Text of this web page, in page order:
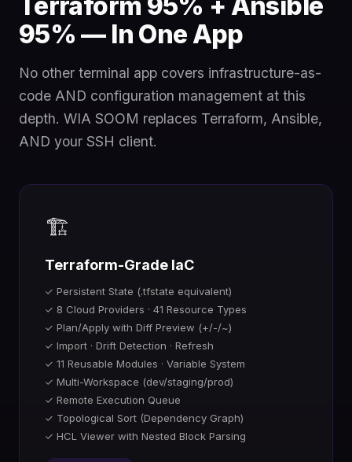
95% — In One App
No other terminal app covers infrastructure-as-
code AND configuration management at this
depth. WIA SOOM replaces Terraform, Ansible,
AND your SSH client.
🏗️
Terraform-Grade IaC
✓ Persistent State (.tfstate equivalent)
✓ 8 Cloud Providers · 41 Resource Types
✓ Plan/Apply with Diff Preview (+/-/~)
✓ Import · Drift Detection · Refresh
✓ 11 Reusable Modules · Variable System
✓ Multi-Workspace (dev/staging/prod)
✓ Remote Execution Queue
✓ Topological Sort (Dependency Graph)
✓ HCL Viewer with Nested Block Parsing